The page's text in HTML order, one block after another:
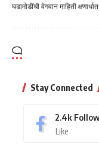
घडामोडींची वेगवान माहिती
Stay Connected
2.4k
Like